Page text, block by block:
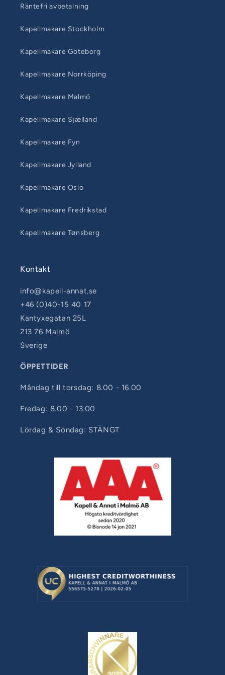
Räntefri avbetalning
Kapellmakare Stockholm
Kapellmakare Göteborg
Kapellmakare Norrköping
Kapellmakare Malmö
Kapellmakare Sjælland
Kapellmakare Fyn
Kapellmakare Jylland
Kapellmakare Oslo
Kapellmakare Fredrikstad
Kapellmakare Tønsberg
Kontakt
info@kapell-annat.se
+46 (0)40-15 40 17
Kantyxegatan 25L
213 76 Malmö
Sverige
ÖPPETTIDER
Måndag till torsdag: 8.00 - 16.00
Fredag: 8.00 - 13.00
Lördag & Söndag: STÄNGT